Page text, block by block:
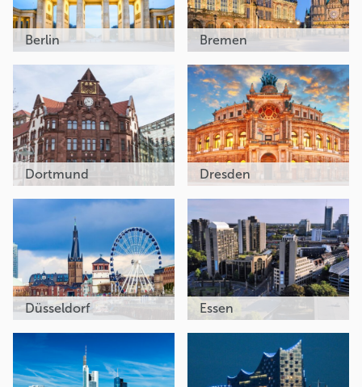
Berlin Bremen
Dortmund Dresden
Düsseldorf Essen